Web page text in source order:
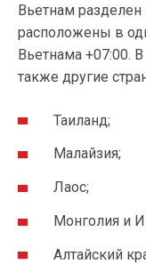
Вьетнам разделен
расположены в
Вьетнама +07:00.
также другие
Таиланд;
Малайзия;
Лаос;
Монголия и
Алтайский